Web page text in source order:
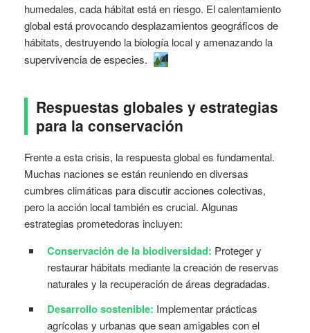
humedales, cada hábitat está en riesgo. El calentamiento
global está provocando desplazamientos geográficos de
hábitats, destruyendo la biología local y amenazando la
supervivencia de especies.
Respuestas globales y estrategias
para la conservación
Frente a esta crisis, la respuesta global es fundamental.
Muchas naciones se están reuniendo en diversas
cumbres climáticas para discutir acciones colectivas,
pero la acción local también es crucial. Algunas
estrategias prometedoras incluyen:
Conservación de la biodiversidad: Proteger y
restaurar hábitats mediante la creación de reservas
naturales y la recuperación de áreas degradadas.
Desarrollo sostenible: Implementar prácticas
agrícolas y urbanas que sean amigables con el